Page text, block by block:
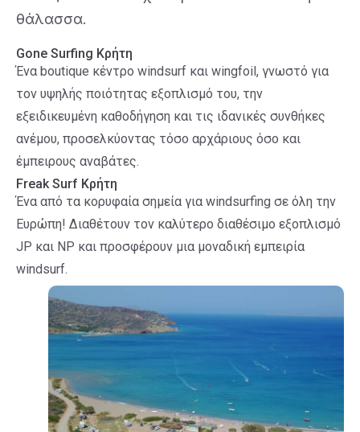
θάλασσα.
Gone Surfing Κρήτη
Ένα boutique κέντρο windsurf και wingfoil, γνωστό για
τον υψηλής ποιότητας εξοπλισμό του, την
εξειδικευμένη καθοδήγηση και τις ιδανικές συνθήκες
ανέμου, προσελκύοντας τόσο αρχάριους όσο και
έμπειρους αναβάτες.
Freak Surf Κρήτη
Ένα από τα κορυφαία σημεία για windsurfing σε όλη την
Ευρώπη! Διαθέτουν τον καλύτερο διαθέσιμο εξοπλισμό
JP και NP και προσφέρουν μια μοναδική εμπειρία
windsurf.